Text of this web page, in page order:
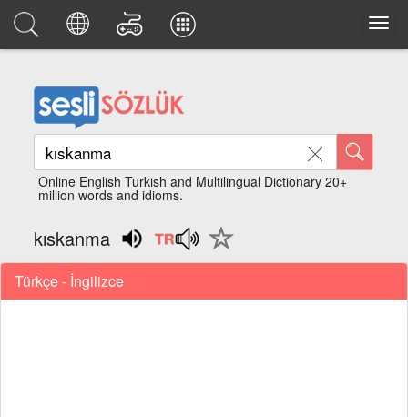
Online English Turkish and Multilingual Dictionary 20+
million words and idioms.
kıskanma
Türkçe - İngilizce